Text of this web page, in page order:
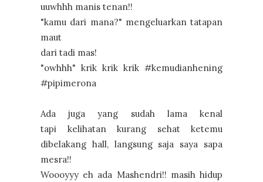
uuwhhh manis tenan!!
"kamu dari mana?" mengeluarkan tatapan
maut
dari tadi mas!
"owhhh" krik krik krik #kemudianhening
#pipimerona
Ada juga yang sudah lama kenal
tapi kelihatan kurang sehat ketemu
dibelakang hall, langsung saja saya sapa
mesra!!
Woooyyy eh ada Mashendri!! masih hidup